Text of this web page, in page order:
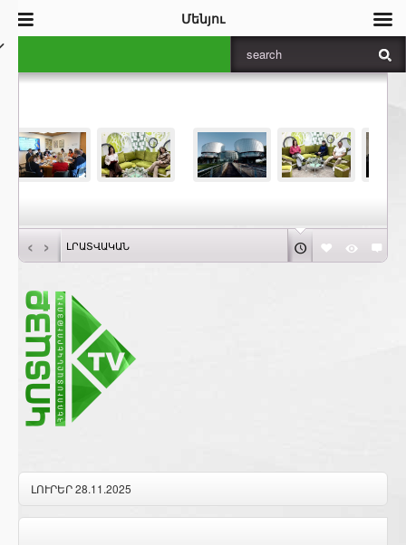
‹ › ԼՐԱՏՎԱԿԱՆ
ԼՈՒՐԵՐ 28.11.2025
Մենյու